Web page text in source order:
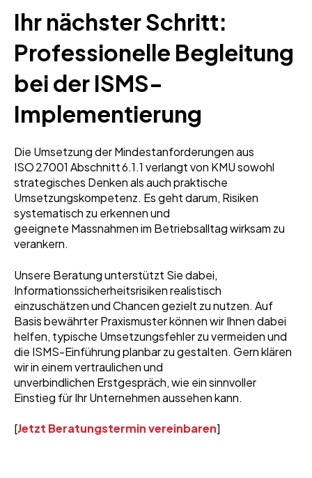
Ihr nächster Schritt:
Professionelle Begleitung
bei der ISMS-
Implementierung
Die Umsetzung der Mindestanforderungen aus
ISO 27001 Abschnitt 6.1.1 verlangt von KMU sowohl
strategisches Denken als auch praktische
Umsetzungskompetenz. Es geht darum, Risiken
systematisch zu erkennen und
geeignete Massnahmen im Betriebsalltag wirksam zu
verankern.
Unsere Beratung unterstützt Sie dabei,
Informationssicherheitsrisiken realistisch
einzuschätzen und Chancen gezielt zu nutzen. Auf
Basis bewährter Praxismuster können wir Ihnen dabei
helfen, typische Umsetzungsfehler zu vermeiden und
die ISMS-Einführung planbar zu gestalten. Gern klären
wir in einem vertraulichen und
unverbindlichen Erstgespräch, wie ein sinnvoller
Einstieg für Ihr Unternehmen aussehen kann.
[Jetzt Beratungstermin vereinbaren]